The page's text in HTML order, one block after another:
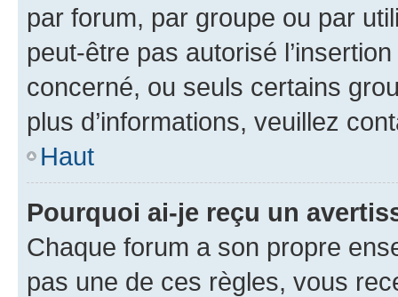
par forum, par groupe ou par
peut-être pas autorisé
concerné, ou seuls certains
plus d’informations, veuillez
Haut
Pourquoi ai-je reçu un
Chaque forum a son propre
pas une de ces règles, vous